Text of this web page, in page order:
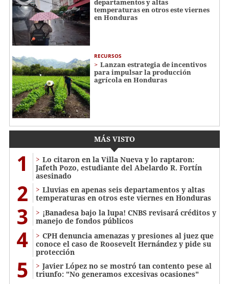
departamentos y altas
temperaturas en otros este viernes
en Honduras
RECURSOS
Lanzan estrategia de incentivos
para impulsar la producción
agrícola en Honduras
MÁS VISTO
1
Lo citaron en la Villa Nueva y lo raptaron:
Jafeth Pozo, estudiante del Abelardo R. Fortín
asesinado
2
Lluvias en apenas seis departamentos y altas
temperaturas en otros este viernes en Honduras
3
¡Banadesa bajo la lupa! CNBS revisará créditos y
manejo de fondos públicos
4
CPH denuncia amenazas y presiones al juez que
conoce el caso de Roosevelt Hernández y pide su
protección
5
Javier López no se mostró tan contento pese al
triunfo: "No generamos excesivas ocasiones"